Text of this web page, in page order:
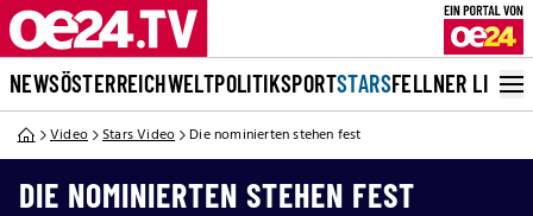
NEWSÖSTERREICHWELTPOLITIKSPORTSTARSFELLNER LIVE
Video Stars Video Die nominierten stehen fest
DIE NOMINIERTEN STEHEN FEST